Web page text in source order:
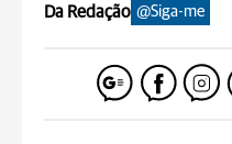
Da Redação @Siga-me